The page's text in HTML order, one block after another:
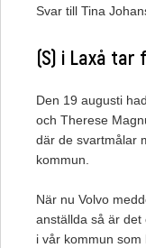
Svar till Tina
(S) i Laxå tar
Den 19 augusti
och Therese
där de svartmålar
kommun.
När nu Volvo
anställda så är
i vår kommun